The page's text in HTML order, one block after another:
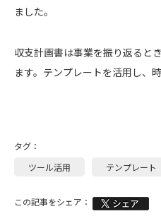
ました。
収支計画書は事業を振り返ると
ます。テンプレートを活用し、
タグ：
ツール活用
テンプレート
この記事をシェア：